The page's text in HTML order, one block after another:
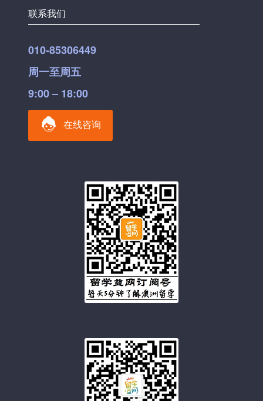
联系我们
010-85306449
周一至周五
9:00 – 18:00
在线咨询